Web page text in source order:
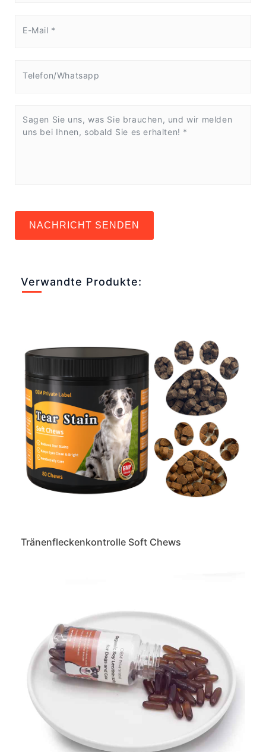
NACHRICHT SENDEN
Verwandte Produkte:
Tränenfleckenkontrolle Soft Chews